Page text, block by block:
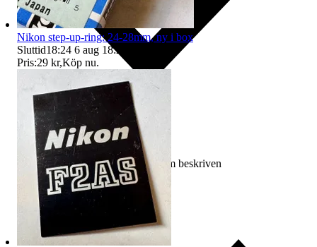
Ersättning om varan inte är som beskriven
Nikon step-up-ring: 24-28mm, ny i box
Sluttid18:24 6 aug 18:24
Pris:29 kr,Köp nu.